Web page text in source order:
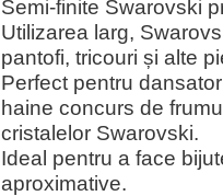
Semi-finite Swarovski
Utilizarea larg,
pantofi, tricouri și alte
Perfect pentru
haine concurs de
cristalelor Swarovski.
Ideal pentru a face
aproximative.